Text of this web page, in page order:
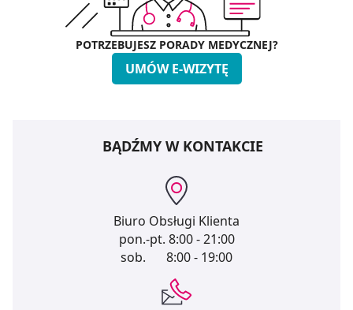
POTRZEBUJESZ PORADY MEDYCZNEJ?
UMÓW E-WIZYTĘ
BĄDŹMY W KONTAKCIE
Biuro Obsługi Klienta
pon.-pt. 8:00 - 21:00
sob.
8:00 - 19:00